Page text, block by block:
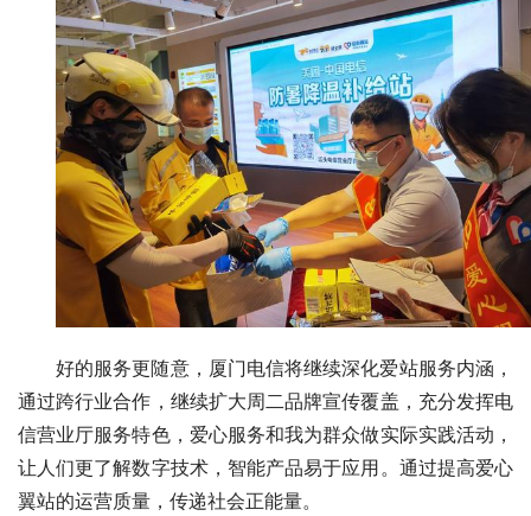
好的服务更随意，厦门电信将继续深化爱站服务内涵，
通过跨行业合作，继续扩大周二品牌宣传覆盖，充分发挥电
信营业厅服务特色，爱心服务和我为群众做实际实践活动，
让人们更了解数字技术，智能产品易于应用。通过提高爱心
翼站的运营质量，传递社会正能量。